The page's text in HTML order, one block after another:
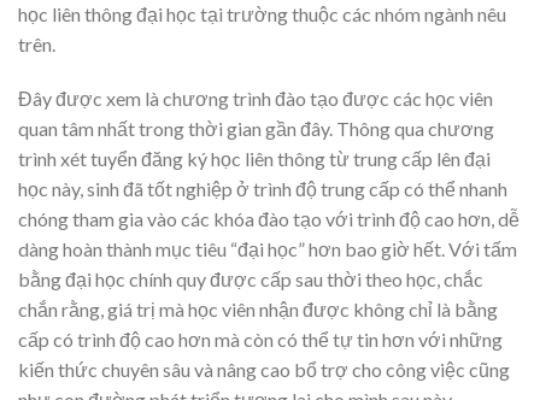
học liên thông đại học tại trường thuộc các nhóm ngành nêu
trên.
Đây được xem là chương trình đào tạo được các học viên
quan tâm nhất trong thời gian gần đây. Thông qua chương
trình xét tuyển đăng ký học liên thông từ trung cấp lên đại
học này, sinh đã tốt nghiệp ở trình độ trung cấp có thể nhanh
chóng tham gia vào các khóa đào tạo với trình độ cao hơn, dễ
dàng hoàn thành mục tiêu “đại học” hơn bao giờ hết. Với tấm
bằng đại học chính quy được cấp sau thời theo học, chắc
chắn rằng, giá trị mà học viên nhận được không chỉ là bằng
cấp có trình độ cao hơn mà còn có thể tự tin hơn với những
kiến thức chuyên sâu và nâng cao bổ trợ cho công việc cũng